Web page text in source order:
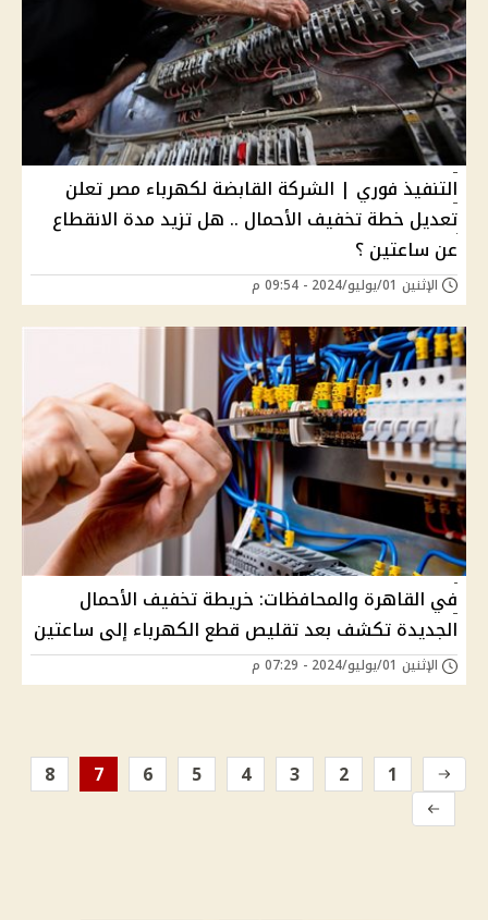
التنفيذ فوري | الشركة القابضة لكهرباء مصر تعلن
تعديل خطة تخفيف الأحمال .. هل تزيد مدة الانقطاع
عن ساعتين ؟
الإثنين 01/يوليو/2024 - 09:54 م
في القاهرة والمحافظات: خريطة تخفيف الأحمال
الجديدة تكشف بعد تقليص قطع الكهرباء إلى ساعتين
الإثنين 01/يوليو/2024 - 07:29 م
1
2
3
4
5
6
7
8